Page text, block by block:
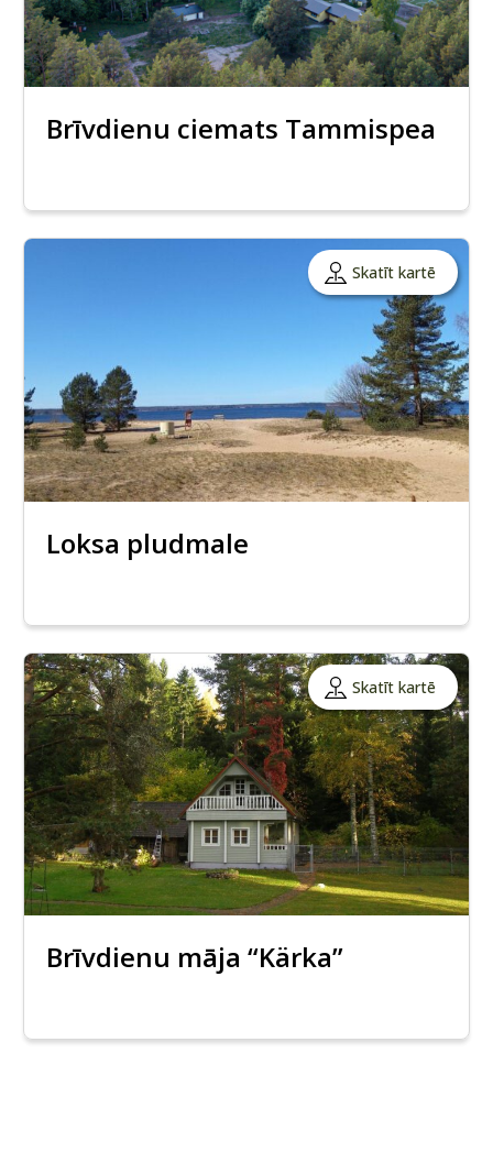
Brīvdienu ciemats Tammispea
Skatīt kartē
Loksa pludmale
Skatīt kartē
Brīvdienu māja “Kärka”